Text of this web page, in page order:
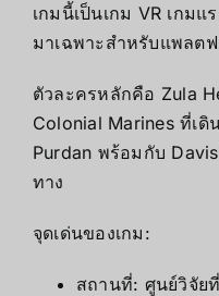
เกมนี้เป็นเกม VR เกม
มาเฉพาะสำหรับแพลต
ตัวละครหลักคือ Zula
Colonial Marines ที่เดิ
Purdan พร้อมกับ
ทาง
จุดเด่นของเกม:
สถานที่: ศูนย์วิจัย